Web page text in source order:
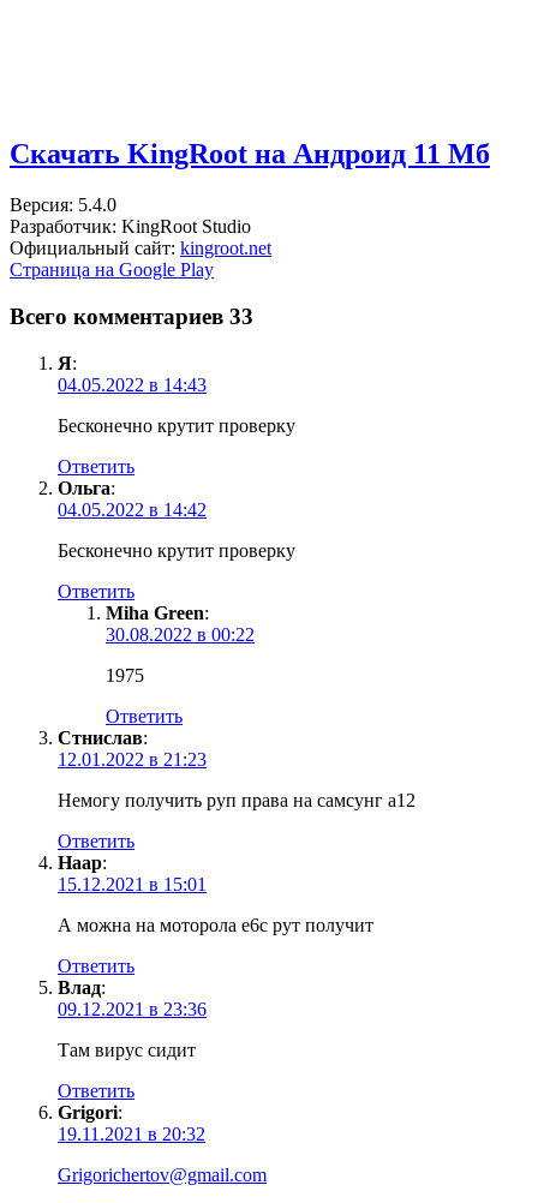
Скачать KingRoot на Андроид 11 Мб
Версия: 5.4.0
Разработчик: KingRoot Studio
Официальный сайт: kingroot.net
Страница на Google Play
Всего комментариев 33
Я:
04.05.2022 в 14:43
Бесконечно крутит проверку
Ответить
Ольга:
04.05.2022 в 14:42
Бесконечно крутит проверку
Ответить
Miha Green:
30.08.2022 в 00:22
1975
Ответить
Стнислав:
12.01.2022 в 21:23
Немогу получить руп права на самсунг а12
Ответить
Наар:
15.12.2021 в 15:01
А можна на моторола е6с рут получит
Ответить
Влад:
09.12.2021 в 23:36
Там вирус сидит
Ответить
Grigori:
19.11.2021 в 20:32
Grigorichertov@gmail.com